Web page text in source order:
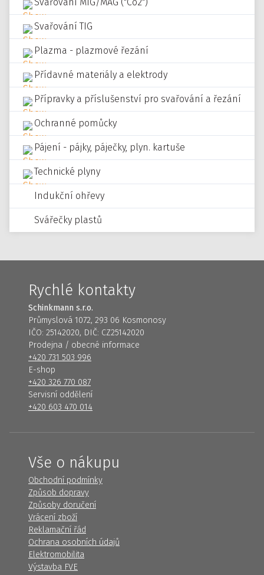
Svařování TIG
Plazma - plazmové řezání
Přídavné materiály a elektrody
Přípravky a příslušenství pro svařování a řezání
Ochranné pomůcky
Pájení - pájky, páječky, plyn. kartuše
Technické plyny
Indukční ohřevy
Svářečky plastů
Rychlé kontakty
Schinkmann s.r.o.
Průmyslová 1072, 293 06 Kosmonosy
IČO: 25142020, DIČ: CZ25142020
Prodejna / obecné informace
+420 731 503 996
E-shop
+420 326 770 087
Servisní oddělení
+420 603 470 014
Vše o nákupu
Obchodní podmínky
Způsob dopravy
Způsoby doručení
Vrácení zboží
Reklamační řád
Ochrana osobních údajů
Elektromobilita
Výstavba FVE